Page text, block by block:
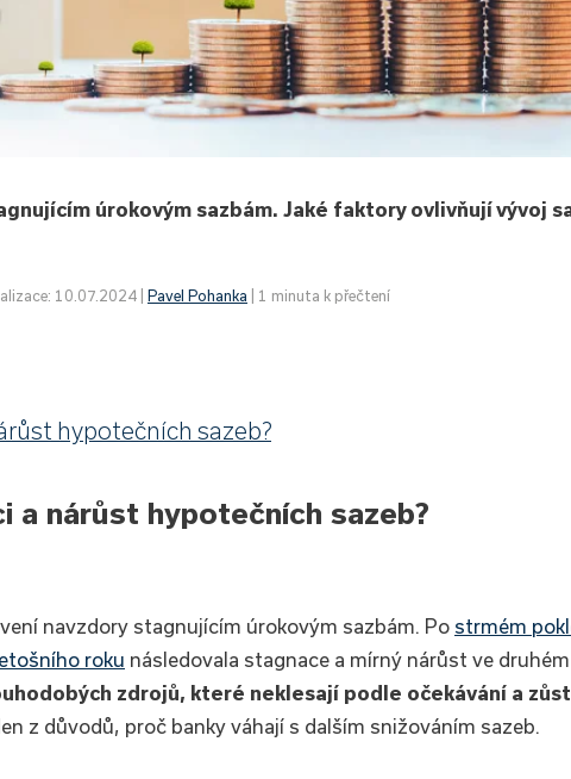
úrokovým sazbám. Jaké faktory ovlivňují vývoj
10.07.2024 | Pavel Pohanka | 1 minuta k přečtení
hypotečních sazeb?
a nárůst hypotečních sazeb?
navzdory stagnujícím úrokovým sazbám. Po strmém
roku následovala stagnace a mírný nárůst ve
zdrojů, které neklesají podle očekávání a
z důvodů, proč banky váhají s dalším snižováním sazeb.